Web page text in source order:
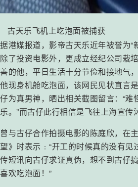
古天乐飞机上吃泡面被捕获
据港媒报道，影帝古天乐近年被誉为“
除了投资电影外，更成立经纪公司栽
善的他，平日生活十分节俭和接地气
他现身机舱吃泡面，该网民见状直言
仔为真男神，晒出相关截图留言：“难
乐。”而古仔此行相信是飞往上海宣传
曾与古仔合作拍摄电影的陈庭欣，在
望》时表示﹕“开工的时候真的没有见
传短讯向古仔求证真伪，想不到古仔
喜欢吃泡面！”